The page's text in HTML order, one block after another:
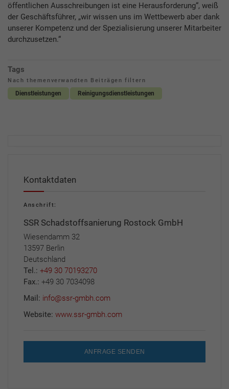
öffentlichen Ausschreibungen ist eine Herausforderung“, weiß
der Geschäftsführer, „wir wissen uns im Wettbewerb aber dank
unserer Kompetenz und der Spezialisierung unserer Mitarbeiter
durchzusetzen.“
Tags
Nach themenverwandten Beiträgen filtern
Dienstleistungen Reinigungsdienstleistungen
Kontaktdaten
Anschrift:
SSR Schadstoffsanierung Rostock GmbH
Wiesendamm 32
13597 Berlin
Deutschland
Tel.: +49 30 70193270
Fax.: +49 30 7034098
Mail: info@ssr-gmbh.com
Website: www.ssr-gmbh.com
ANFRAGE SENDEN